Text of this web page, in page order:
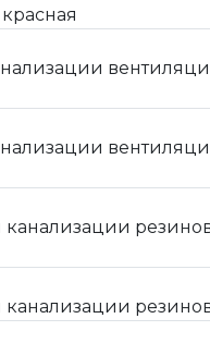
канализации
канализации